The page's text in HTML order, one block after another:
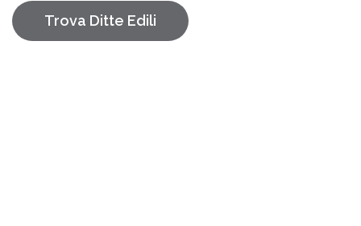
Trova Ditte Edili